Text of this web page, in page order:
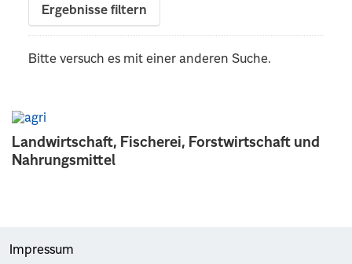
Landwirtschaft, Fischerei, Forstwirtschaft und
Nahrungsmittel
Ergebnisse filtern
Bitte versuch es mit einer anderen Suche.
Impressum